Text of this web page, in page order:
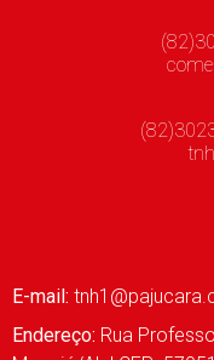
E-mail:
Endereço: Rua